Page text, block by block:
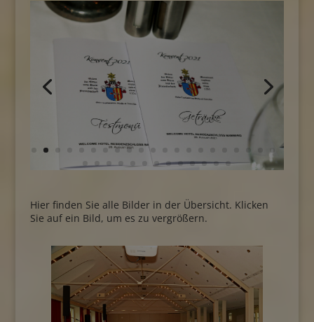
Hier finden Sie alle Bilder in der Übersicht. Klicken
Sie auf ein Bild, um es zu vergrößern.